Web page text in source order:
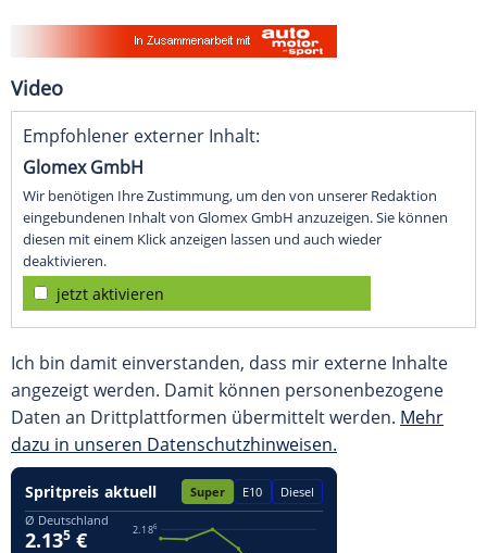
Video
Empfohlener externer Inhalt:
Glomex GmbH
Wir benötigen Ihre Zustimmung, um den von unserer Redaktion
eingebundenen Inhalt von Glomex GmbH anzuzeigen. Sie können
diesen mit einem Klick anzeigen lassen und auch wieder
deaktivieren.
jetzt aktivieren
Ich bin damit einverstanden, dass mir externe Inhalte
angezeigt werden. Damit können personenbezogene
Daten an Drittplattformen übermittelt werden. Mehr
dazu in unseren Datenschutzhinweisen.